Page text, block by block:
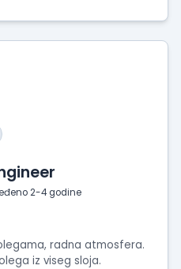
2-4 godine
radna atmosfera.
iz viseg sloja.